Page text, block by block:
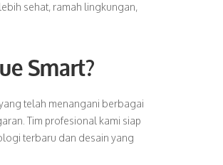
sehat, ramah lingkungan,
Smart?
telah menangani berbagai
Tim profesional kami siap
terbaru dan desain yang